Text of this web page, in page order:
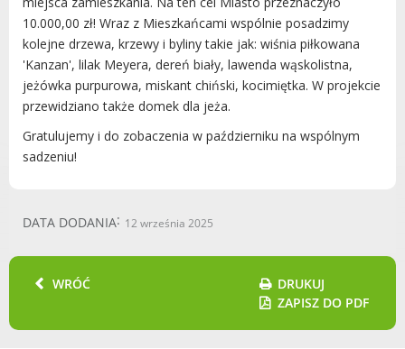
Terminarz spotkań komisji
Uchwały Rady Miasta Luboń
Młodzieżowa Rada Miasta Luboń
Rada Gospodarcza
Państwowy Fundusz Rehabilitacji Osób
Poznańska Lokalna Organizacja
10.000,00 zł! Wraz z Mieszkańcami wspólnie posadzimy
kolejne drzewa, krzewy i byliny takie jak: wiśnia piłkowana
'Kanzan', lilak Meyera, dereń biały, lawenda wąskolistna,
jeżówka purpurowa, miskant chiński, kocimiętka. W projekcie
przewidziano także domek dla jeża.
Gratulujemy i do zobaczenia w październiku na wspólnym
sadzeniu!
DATA DODANIA 12 września 2025
WRÓĆ
DRUKUJ
ZAPISZ DO PDF